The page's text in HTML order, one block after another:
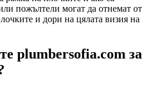
пожълтели могат да отнемат от
и дори на цялата визия на
plumbersofia.com за